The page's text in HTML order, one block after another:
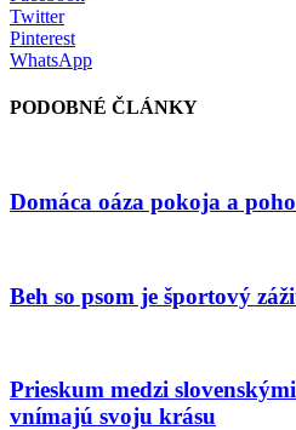
Twitter
Pinterest
WhatsApp
PODOBNÉ ČLÁNKY
Domáca oáza pokoja a
Beh so psom je športový
Prieskum medzi
vnímajú svoju krásu